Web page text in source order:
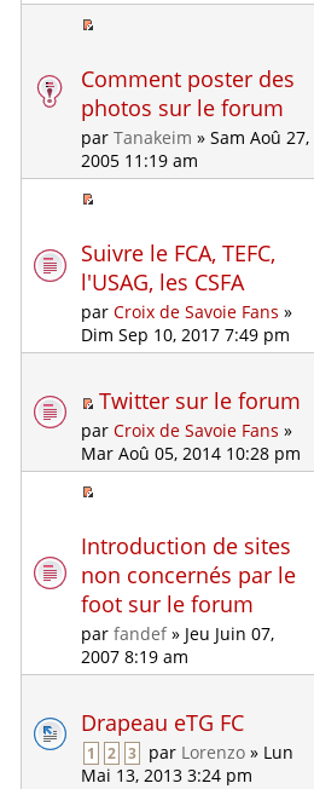
Comment poster des
photos sur le forum
parTanakeim » Sam Aoû 27,
2005 11:19 am
Suivre le FCA, TEFC,
l'USAG, les CSFA
parCroix de Savoie Fans »
Dim Sep 10, 2017 7:49 pm
Twitter sur le forum
parCroix de Savoie Fans »
Mar Aoû 05, 2014 10:28 pm
Introduction de sites
non concernés par le
foot sur le forum
parfandef» Jeu Juin 07,
2007 8:19 am
Drapeau eTG FC
1 2 3 par Lorenzo » Lun
Mai 13, 2013 3:24 pm